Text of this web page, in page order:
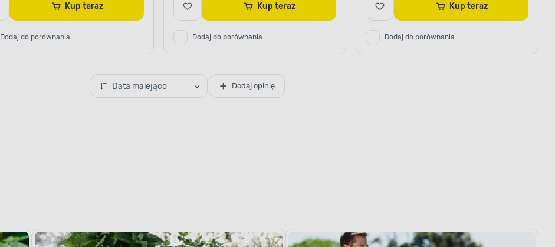
Kup teraz
Dodaj do porównania
Kup teraz
Dodaj do porównania
Kup teraz
Dodaj do porównania
Data malejąco Dodaj opinię